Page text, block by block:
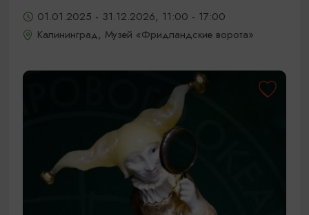
01.01.2025 - 31.12.2026, 11:00 - 17:00
Калининград, Музей «Фридландские ворота»